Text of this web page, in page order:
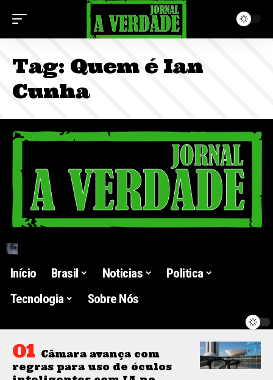
Tag: Quem é Ian
Cunha
Início Brasil Noticias
Politica
Tecnologia
Sobre Nós
Câmara avança com
regras para uso de óculos